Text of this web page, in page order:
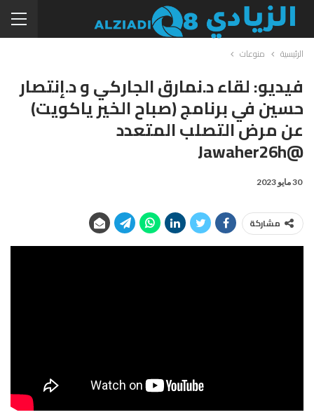
الرئيسية منوعات
فيديو: لقاء د.نمارق الجاركي و د.إنتصار
حسين في برنامج (صباح الخير ياكويت)
عن مرض التصلب المتعدد
@jawaher26h
30 مايو 2023
مشاركة